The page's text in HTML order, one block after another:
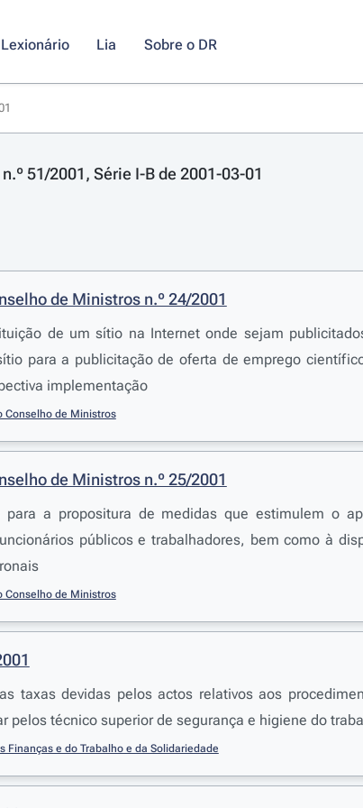
Lexionário Lia Sobre o DR
51/2001, Série I-B de 2001-03-01
de Ministros n.º 24/2001
de um sítio na Internet onde sejam
para a publicitação de oferta de emprego
implementação
Conselho de Ministros
de Ministros n.º 25/2001
para a propositura de medidas que estimulem o
públicos e trabalhadores, bem como à
Conselho de Ministros
taxas devidas pelos actos relativos aos
pelos técnico superior de segurança e higiene do
Finanças e do Trabalho e da Solidariedade